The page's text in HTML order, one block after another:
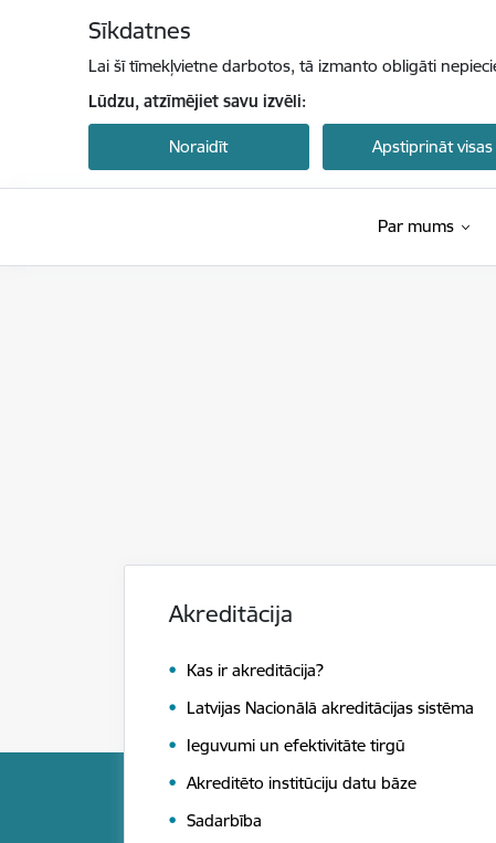
Sīkdatnes
Lai šī tīmekļvietne darbotos, tā izmanto obligāti
Lūdzu, atzīmējiet savu izvēli:
Noraidīt Apstiprināt visas
Par mums
Akreditācija
Kas ir akreditācija?
Latvijas Nacionālā akreditācijas sistēma
Ieguvumi un efektivitāte tirgū
Akreditēto institūciju datu bāze
Sadarbība